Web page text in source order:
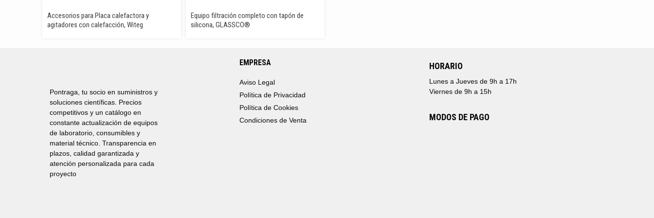
Accesorios para Placa calefactora y
agitadores con calefacción, Witeg
Equipo filtración completo con tapón de
silicona, GLASSCO®
Pontraga, tu socio en suministros y
soluciones científicas. Precios
competitivos y un catálogo en
constante actualización de equipos
de laboratorio, consumibles y
material técnico. Transparencia en
plazos, calidad garantizada y
atención personalizada para cada
proyecto
EMPRESA
Aviso Legal
Política de Privacidad
Política de Cookies
Condiciones de Venta
HORARIO
Lunes a Jueves de 9h a 17h
Viernes de 9h a 15h
MODOS DE PAGO